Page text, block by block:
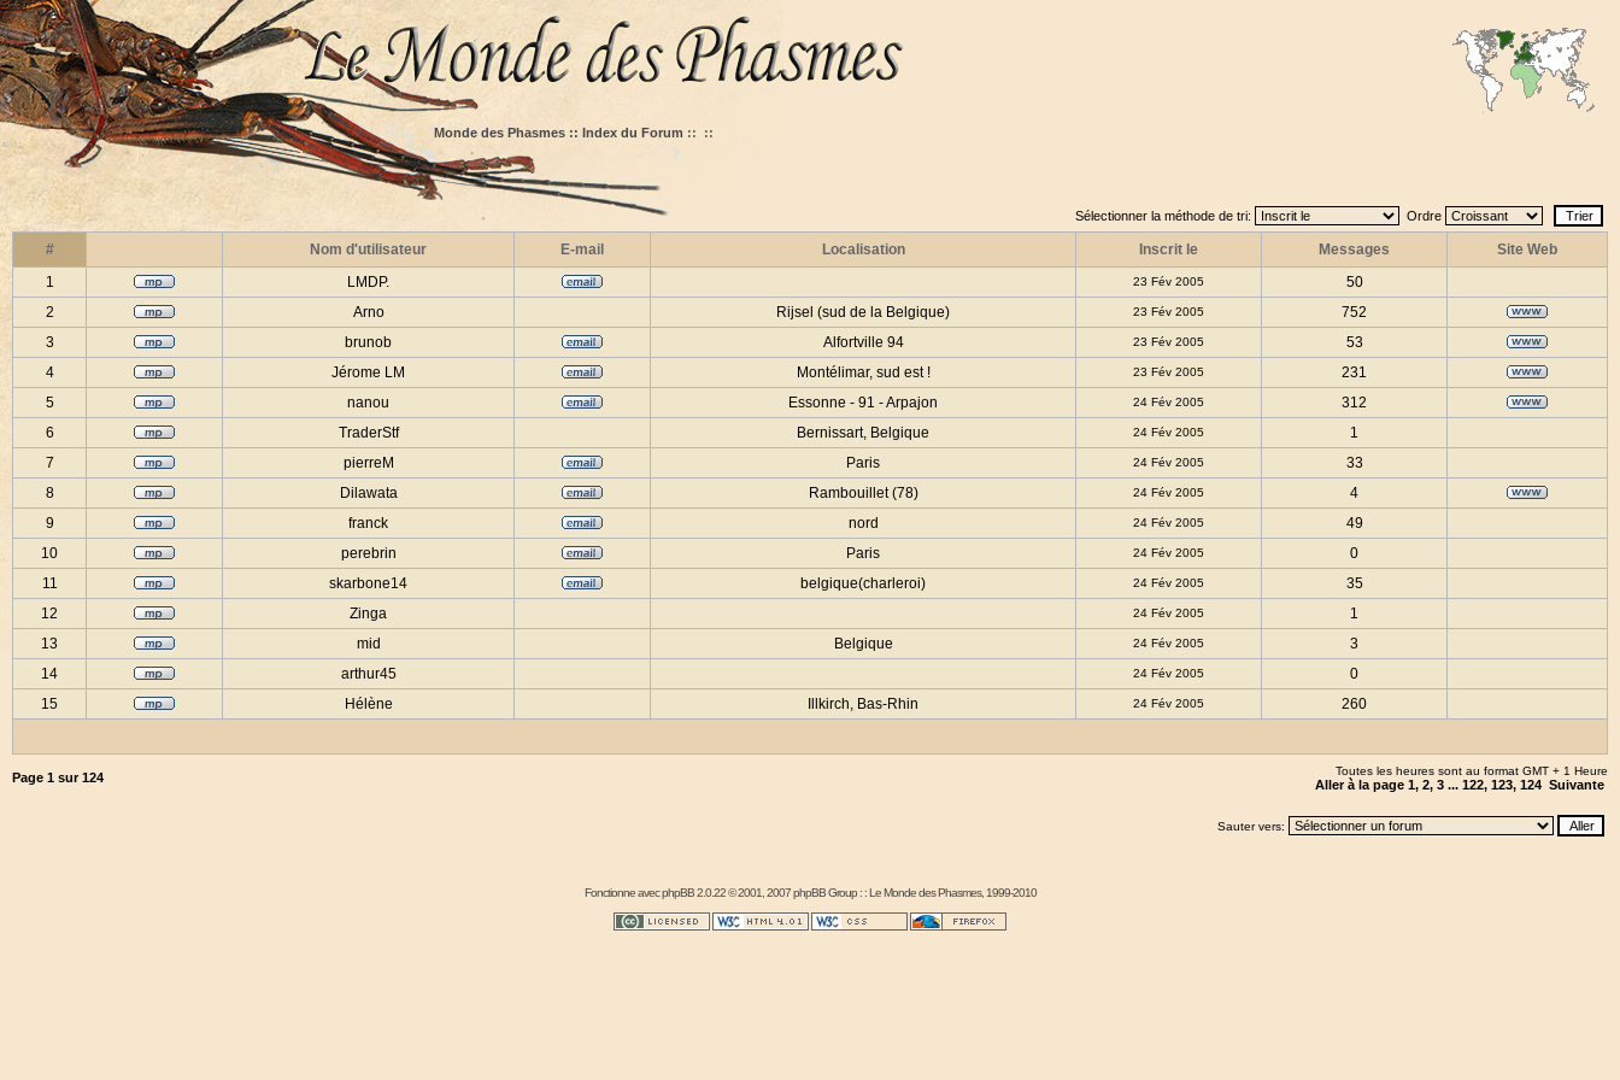
Monde des Phasmes :: Index du Forum :: ::
Sélectionner la méthode de tri: Ordre
# Nom d'utilisateur E-mail Localisation Inscrit le Messages
Site Web
1
LMDP. 23 Fév 2005
50
2
Arno Rijsel (sud de la Belgique) 23 Fév 2005
752
3
brunob Alfortville 94 23 Fév 2005
53
4
Jérome LM Montélimar, sud est ! 23 Fév 2005
231
5
nanou Essonne - 91 - Arpajon 24 Fév 2005
312
6
TraderStf Bernissart, Belgique 24 Fév 2005
1
7
pierreM Paris 24 Fév 2005
33
8
Dilawata Rambouillet (78) 24 Fév 2005
4
9
franck nord 24 Fév 2005
49
10
perebrin Paris 24 Fév 2005
0
11
skarbone14 belgique(charleroi) 24 Fév 2005
35
12
Zinga 24 Fév 2005
1
13
mid Belgique 24 Fév 2005
3
14
arthur45 24 Fév 2005
0
15
Hélène Illkirch, Bas-Rhin 24 Fév 2005 260
Page 1 sur124 Toutes les heures sont au format GMT + 1 Heure
Aller à la page 1, 2, 3 ... 122, 123, 124 Suivante
Sauter vers:
Fonctionne avecphpBB2.0.22 © 2001, 2007 phpBB Group : :Le Monde des Phasmes, 1999-2010